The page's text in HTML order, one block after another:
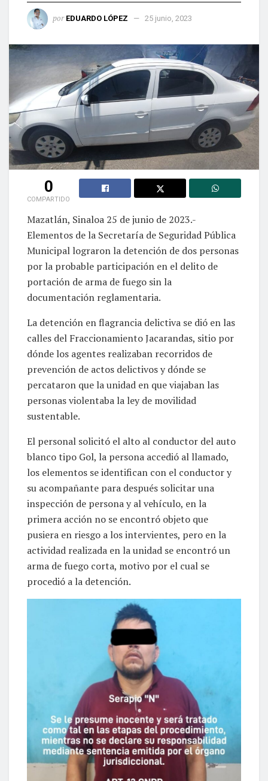
por EDUARDO LÓPEZ 25 junio, 2023
0
COMPARTIDO
Mazatlán, Sinaloa 25 de junio de 2023.-
Elementos de la Secretaría de Seguridad Pública
Municipal lograron la detención de dos personas
por la probable participación en el delito de
portación de arma de fuego sin la
documentación reglamentaria.
La detención en flagrancia delictiva se dió en las
calles del Fraccionamiento Jacarandas, sitio por
dónde los agentes realizaban recorridos de
prevención de actos delictivos y dónde se
percataron que la unidad en que viajaban las
personas violentaba la ley de movilidad
sustentable.
El personal solicitó el alto al conductor del auto
blanco tipo Gol, la persona accedió al llamado,
los elementos se identifican con el conductor y
su acompañante para después solicitar una
inspección de persona y al vehículo, en la
primera acción no se encontró objeto que
pusiera en riesgo a los intervientes, pero en la
actividad realizada en la unidad se encontró un
arma de fuego corta, motivo por el cual se
procedió a la detención.